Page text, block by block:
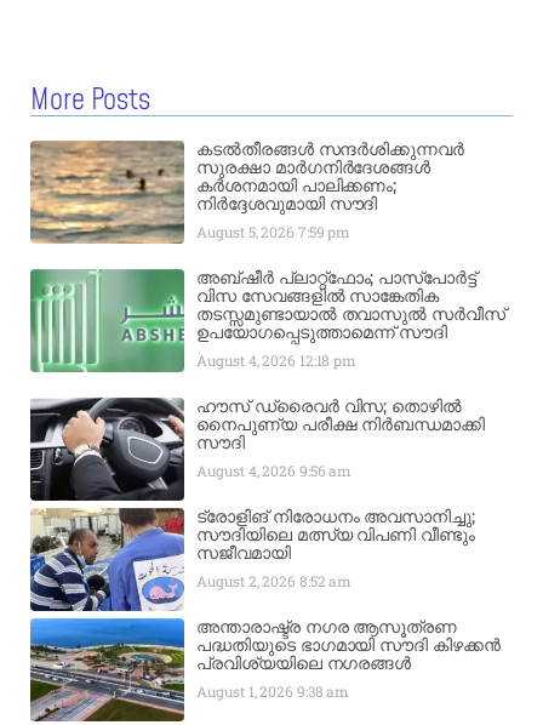
More Posts
കടൽതീരങ്ങൾ സന്ദർശിക്കുന്നവർ
സുരക്ഷാ മാർഗനിർദേശങ്ങൾ
കർശനമായി പാലിക്കണം;
നിർദ്ദേശവുമായി സൗദി
August 5, 2026 7:59 pm
അബ്ഷീർ പ്ലാറ്റ്‌ഫോം; പാസ്‌പോർട്ട്
വിസ സേവങ്ങളിൽ സാങ്കേതിക
തടസ്സമുണ്ടായാൽ തവാസുൽ സർവീസ്
ഉപയോഗപ്പെടുത്താമെന്ന് സൗദി
August 4, 2026 12:18 pm
ഹൗസ് ഡ്രൈവർ വിസ; തൊഴിൽ
നൈപുണ്യ പരീക്ഷ നിർബന്ധമാക്കി
സൗദി
August 4, 2026 9:56 am
ട്രോളിങ് നിരോധനം അവസാനിച്ചു;
സൗദിയിലെ മത്സ്യ വിപണി വീണ്ടും
സജീവമായി
August 2, 2026 8:52 am
അന്താരാഷ്ട്ര നഗര ആസൂത്രണ
പദ്ധതിയുടെ ഭാഗമായി സൗദി കിഴക്കൻ
പ്രവിശ്യയിലെ നഗരങ്ങൾ
August 1, 2026 9:38 am